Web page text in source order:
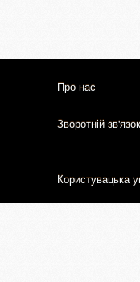
Про нас
Зворотній зв'язок
Користувацька